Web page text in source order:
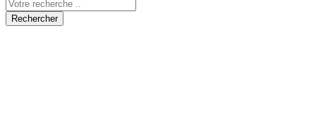
Rechercher